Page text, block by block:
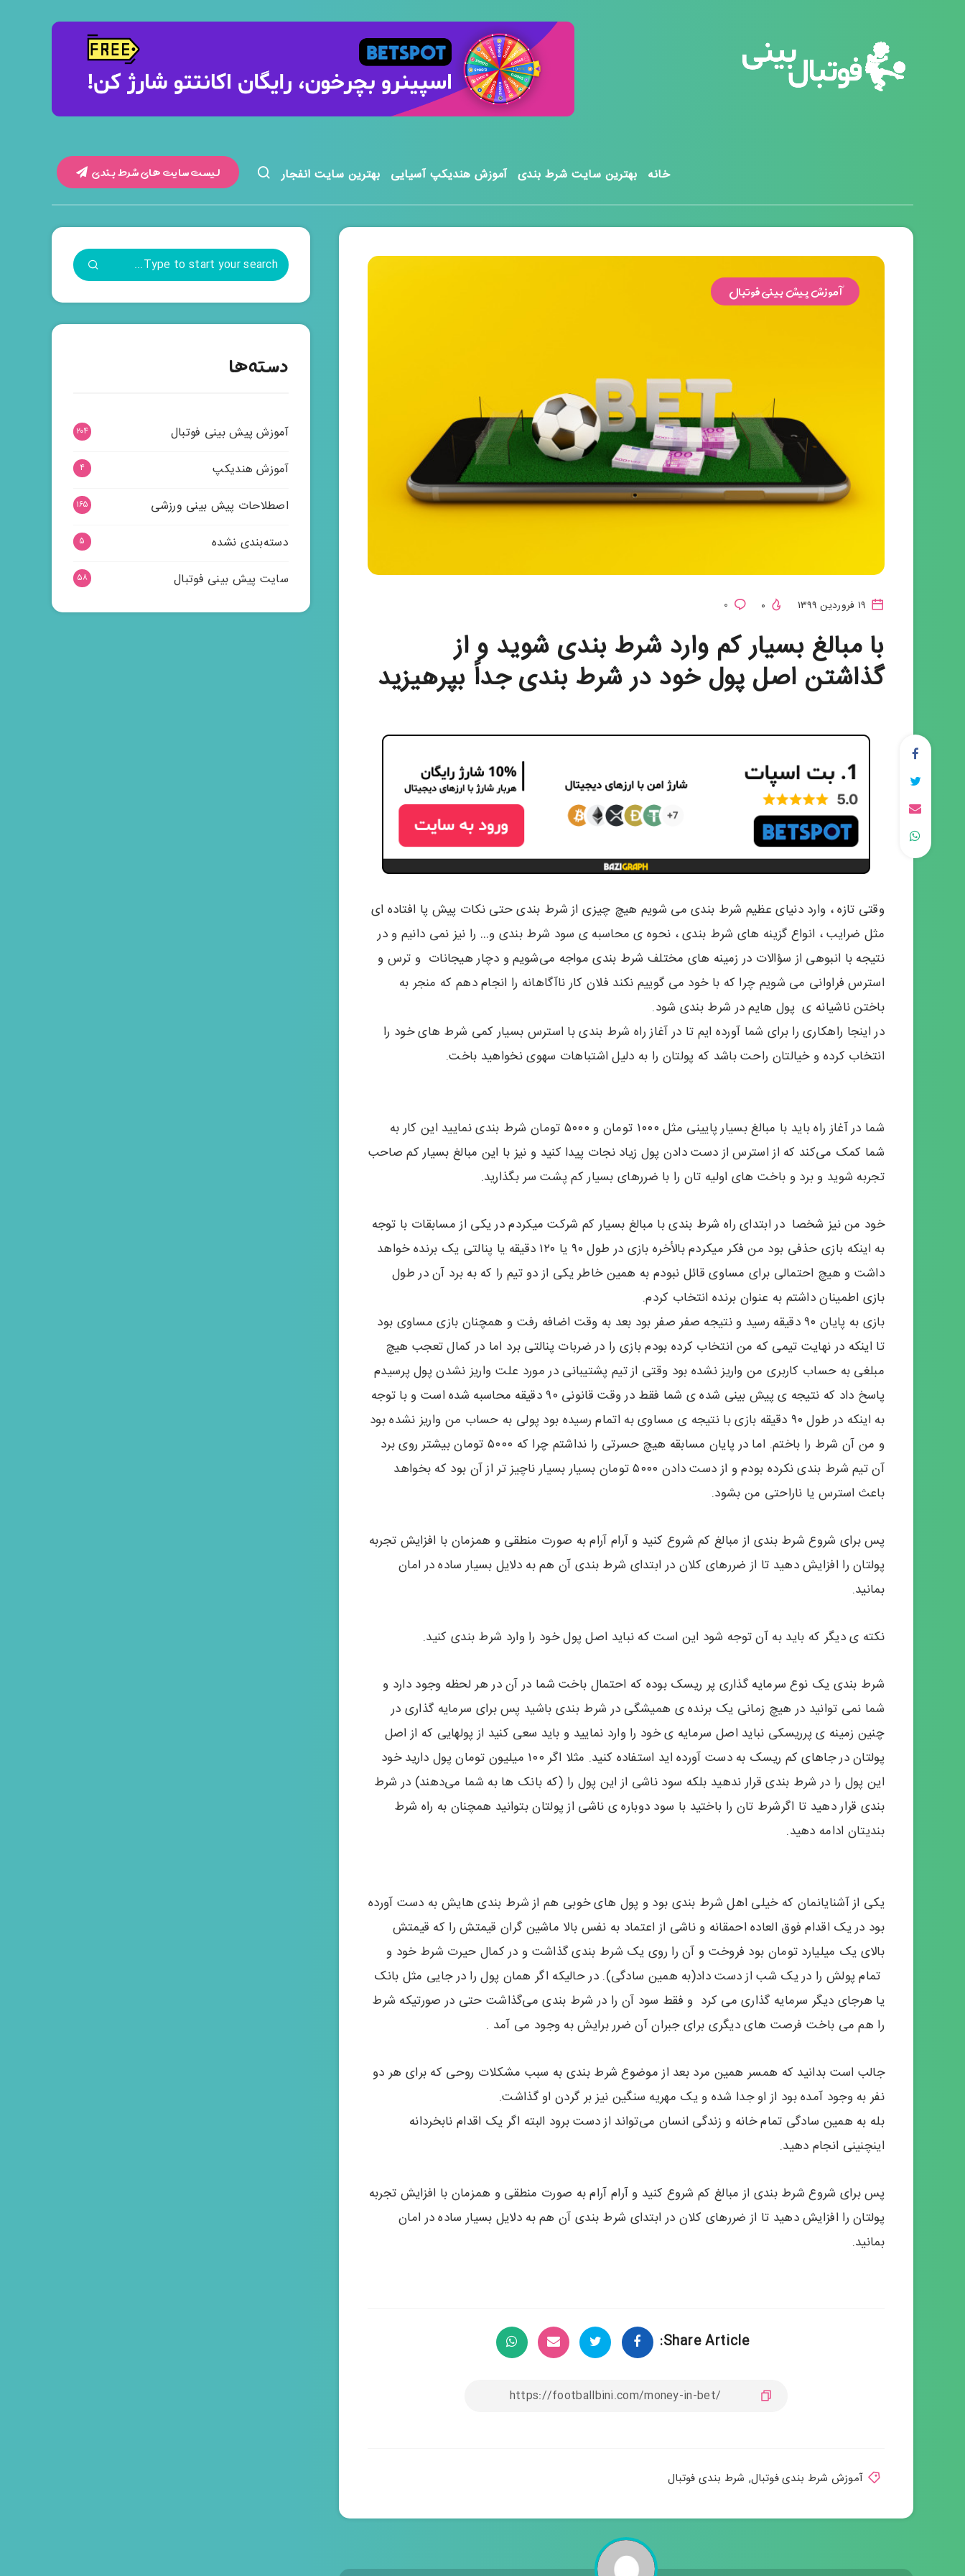
خانه بهترین سایت شرط بندی آموزش هندیکپ آسیایی بهترین سایت انفجار لیست سایت های شرط بندی
آموزش پیش بینی فوتبال
۰
با مبالغ بسیار کم وارد شرط بندی شوید و از
گذاشتن اصل پول خود در شرط بندی جداً بپرهیزید
وقتی تازه ، وارد دنیای عظیم شرط بندی می‌ شویم هیچ چیزی از شرط بندی حتی نکات پیش پا افتاده ای
مثل ضرایب ، انواع گزینه های شرط بندی ، نحوه ی محاسبه ی سود شرط بندی و… را نیز نمی‌ دانیم و در
نتیجه با انبوهی از سؤالات در زمینه های مختلف شرط بندی مواجه می‌شویم و دچار هیجانات و ترس و
استرس فراوانی می شویم چرا که با خود می گوییم نکند فلان کار ناآگاهانه را انجام دهم که منجر به
باختن ناشیانه ی پول هایم در شرط بندی شود.
در اینجا راهکاری را برای شما آورده ایم تا در آغاز راه شرط بندی با استرس بسیار کمی شرط های خود را
انتخاب کرده و خیالتان راحت باشد که پولتان را به دلیل اشتباهات سهوی نخواهید باخت.
شما در آغاز راه باید با مبالغ بسیار پایینی مثل ۱۰۰۰ تومان و ۵۰۰۰ تومان شرط بندی نمایید این کار به
شما کمک می‌کند که از استرس از دست دادن پول زیاد نجات پیدا کنید و نیز با این مبالغ بسیار کم صاحب
تجربه شوید و برد و باخت های اولیه تان را با ضررهای بسیار کم پشت سر بگذارید.
خود من نیز شخصا در ابتدای راه شرط بندی با مبالغ بسیار کم شرکت میکردم در یکی از مسابقات با توجه
به اینکه بازی حذفی بود من فکر میکردم بالأخره بازی در طول ۹۰ یا ۱۲۰ دقیقه یا پنالتی یک برنده خواهد
داشت و هیچ احتمالی برای مساوی قائل نبودم به همین خاطر یکی از دو تیم را که به برد آن در طول
بازی اطمینان داشتم به عنوان برنده انتخاب کردم.
بازی به پایان ۹۰ دقیقه رسید و نتیجه صفر صفر بود بعد به وقت اضافه رفت و همچنان بازی مساوی بود
تا اینکه در نهایت تیمی که من انتخاب کرده بودم بازی را در ضربات پنالتی برد اما در کمال تعجب هیچ
مبلغی به حساب کاربری من واریز نشده بود وقتی از تیم پشتیبانی در مورد علت واریز نشدن پول پرسیدم
پاسخ داد که نتیجه ی پیش بینی شده ی شما فقط در وقت قانونی ۹۰ دقیقه محاسبه شده است و با توجه
به اینکه در طول ۹۰ دقیقه بازی با نتیجه ی مساوی به اتمام رسیده بود پولی به حساب من واریز نشده بود
و من آن شرط را باختم. اما در پایان مسابقه هیچ حسرتی را نداشتم چرا که ۵۰۰۰ تومان بیشتر روی برد
آن تیم شرط بندی نکرده بودم و از دست دادن ۵۰۰۰ تومان بسیار بسیار ناچیز تر از آن بود که بخواهد
باعث استرس یا ناراحتی من بشود.
پس برای شروع شرط بندی از مبالغ کم شروع کنید و آرام آرام به صورت منطقی و همزمان با افزایش تجربه
پولتان را افزایش دهید تا از ضررهای کلان در ابتدای شرط بندی آن هم به دلایل بسیار ساده در امان
بمانید.
نکته ی دیگر که باید به آن توجه شود این است که نباید اصل پول خود را وارد شرط بندی کنید.
شرط بندی یک نوع سرمایه گذاری پر ریسک بوده که احتمال باخت شما در آن در هر لحظه وجود دارد و
شما نمی توانید در هیچ زمانی یک برنده ی همیشگی در شرط بندی باشید پس برای سرمایه گذاری در
چنین زمینه ی پرریسکی نباید اصل سرمایه ی خود را وارد نمایید و باید سعی کنید از پولهایی که از اصل
پولتان در جاهای کم ریسک به دست آورده اید استفاده کنید. مثلا اگر ۱۰۰ میلیون تومان پول دارید خود
این پول را در شرط بندی قرار ندهید بلکه سود ناشی از این پول را (که بانک ها به شما می‌دهند) در شرط
بندی قرار دهید تا اگرشرط تان را باختید با سود دوباره ی ناشی از پولتان بتوانید همچنان به راه شرط
بندیتان ادامه دهید.
یکی از آشنایانمان که خیلی اهل شرط بندی بود و پول های خوبی هم از شرط بندی هایش به دست آورده
بود در یک اقدام فوق العاده احمقانه و ناشی از اعتماد به نفس بالا ماشین گران قیمتش را که قیمتش
بالای یک میلیارد تومان بود فروخت و آن را روی یک شرط بندی گذاشت و در کمال حیرت شرط خود و
تمام پولش را در یک شب از دست داد(به همین سادگی). در حالیکه اگر همان پول را در جایی مثل بانک
یا هرجای دیگر سرمایه گذاری می کرد و فقط سود آن را در شرط بندی می‌گذاشت حتی در صورتیکه شرط
را هم می باخت فرصت های دیگری برای جبران آن ضرر برایش به وجود می آمد .
جالب است بدانید که همسر همین مرد بعد از موضوع شرط بندی به سبب مشکلات روحی که برای هر دو
نفر به وجود آمده بود از او جدا شده و یک مهریه سنگین نیز بر گردن او گذاشت.
بله به همین سادگی تمام خانه و زندگی انسان می‌تواند از دست برود البته اگر یک اقدام نابخردانه
اینچنینی انجام دهید.
پس برای شروع شرط بندی از مبالغ کم شروع کنید و آرام آرام به صورت منطقی و همزمان با افزایش تجربه
پولتان را افزایش دهید تا از ضررهای کلان در ابتدای شرط بندی آن هم به دلایل بسیار ساده در امان
بمانید.
Share Article:
آموزش شرط بندی فوتبال, شرط بندی فوتبال
دسته‌ها
آموزش پیش بینی فوتبال ۲۰۴
آموزش هندیکپ ۴
اصطلاحات پیش بینی ورزشی ۱۶۵
دسته‌بندی نشده ۵
سایت پیش بینی فوتبال ۵۸